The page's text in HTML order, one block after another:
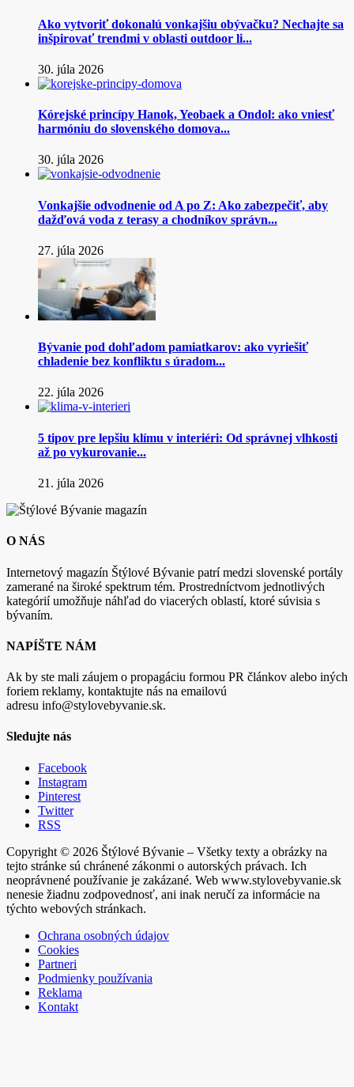
Ako vytvoriť dokonalú vonkajšiu obývačku? Nechajte sa
inšpirovať trendmi v oblasti outdoor li...
30. júla 2026
Kórejské princípy Hanok, Yeobaek a Ondol: ako vniesť
harmóniu do slovenského domova...
30. júla 2026
Vonkajšie odvodnenie od A po Z: Ako zabezpečiť, aby
dažďová voda z terasy a chodníkov správn...
27. júla 2026
Bývanie pod dohľadom pamiatkarov: ako vyriešiť
chladenie bez konfliktu s úradom...
22. júla 2026
5 tipov pre lepšiu klímu v interiéri: Od správnej vlhkosti
až po vykurovanie...
21. júla 2026
O NÁS
Internetový magazín Štýlové Bývanie patrí medzi slovenské portály
zamerané na široké spektrum tém. Prostredníctvom jednotlivých
kategórií umožňuje náhľad do viacerých oblastí, ktoré súvisia s
bývaním.
NAPÍŠTE NÁM
Ak by ste mali záujem o propagáciu formou PR článkov alebo iných
foriem reklamy, kontaktujte nás na emailovú
adresu info@stylovebyvanie.sk.
Sledujte nás
Facebook
Instagram
Pinterest
Twitter
RSS
Copyright © 2026 Štýlové Bývanie – Všetky texty a obrázky na
tejto stránke sú chránené zákonmi o autorských právach. Ich
neoprávnené používanie je zakázané. Web www.stylovebyvanie.sk
nenesie žiadnu zodpovednosť, ani inak neručí za informácie na
týchto webových stránkach.
Ochrana osobných údajov
Cookies
Partneri
Podmienky používania
Reklama
Kontakt